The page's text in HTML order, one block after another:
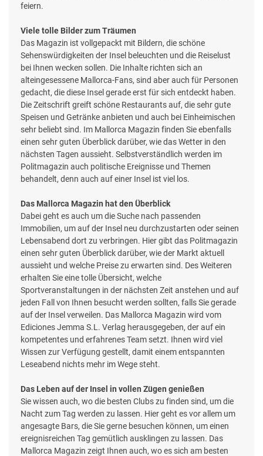
feiern.
Viele tolle Bilder zum Träumen
Das Magazin ist vollgepackt mit Bildern, die schöne
Sehenswürdigkeiten der Insel beleuchten und die Reiselust
bei Ihnen wecken sollen. Die Inhalte richten sich an
alteingesessene Mallorca-Fans, sind aber auch für Personen
gedacht, die diese Insel gerade erst für sich entdeckt haben.
Die Zeitschrift greift schöne Restaurants auf, die sehr gute
Speisen und Getränke anbieten und auch bei Einheimischen
sehr beliebt sind. Im Mallorca Magazin finden Sie ebenfalls
einen sehr guten Überblick darüber, wie das Wetter in den
nächsten Tagen aussieht. Selbstverständlich werden im
Politmagazin auch politische Ereignisse und Themen
behandelt, denn auch auf einer Insel ist viel los.
Das Mallorca Magazin hat den Überblick
Dabei geht es auch um die Suche nach passenden
Immobilien, um auf der Insel neu durchzustarten oder seinen
Lebensabend dort zu verbringen. Hier gibt das Politmagazin
einen sehr guten Überblick darüber, wie der Markt aktuell
aussieht und welche Preise zu erwarten sind. Des Weiteren
erhalten Sie eine tolle Übersicht, welche
Sportveranstaltungen in der nächsten Zeit anstehen und auf
jeden Fall von Ihnen besucht werden sollten, falls Sie gerade
auf der Insel verweilen. Das Mallorca Magazin wird vom
Ediciones Jemma S.L. Verlag herausgegeben, der auf ein
kompetentes und erfahrenes Team setzt. Ihnen wird viel
Wissen zur Verfügung gestellt, damit einem entspannten
Leseabend nichts mehr im Wege steht.
Das Leben auf der Insel in vollen Zügen genießen
Sie wissen auch, wo die besten Clubs zu finden sind, um die
Nacht zum Tag werden zu lassen. Hier geht es vor allem um
angesagte Bars, die Sie gerne besuchen können, um einen
ereignisreichen Tag gemütlich ausklingen zu lassen. Das
Mallorca Magazin zeigt Ihnen auch, wo es sich am besten